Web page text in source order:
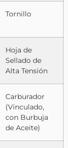
Tornillo
Hoja de
Sellado de
Alta Tensión
Carburador
(Vinculado,
con Burbuja
de Aceite)